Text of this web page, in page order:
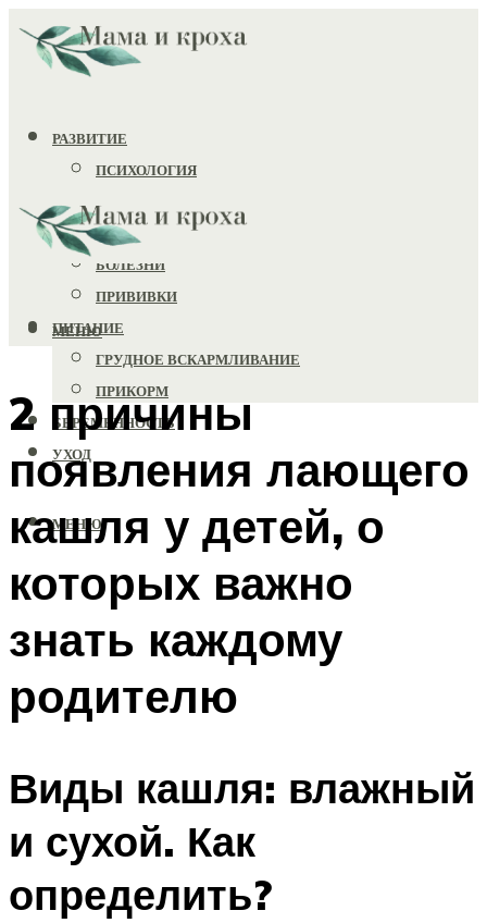
РАЗВИТИЕ
ПСИХОЛОГИЯ
ИГРУШКИ
ЗДОРОВЬЕ
БОЛЕЗНИ
ПРИВИВКИ
ПИТАНИЕ
ГРУДНОЕ ВСКАРМЛИВАНИЕ
ПРИКОРМ
БЕРЕМЕННОСТЬ
УХОД
МЕНЮ
МЕНЮ
2 причины
появления лающего
кашля у детей, о
которых важно
знать каждому
родителю
Виды кашля: влажный
и сухой. Как
определить?